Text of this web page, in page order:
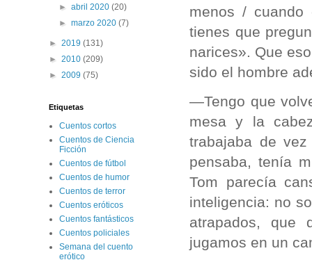
menos /
tienes que
narices». Que
sido el hombre
—Tengo que
mesa y la
trabajaba de
pensaba, tenía
Tom parecía
inteligencia: no
atrapados, que
jugamos en un
►abril 2020(20)
►marzo 2020(7)
► 2019 (131)
► 2010 (209)
► 2009 (75)
Etiquetas
Cuentos cortos
Cuentos de Ciencia
Ficción
Cuentos de fútbol
Cuentos de humor
Cuentos de terror
Cuentos eróticos
Cuentos fantásticos
Cuentos policiales
Semana del cuento
erótico